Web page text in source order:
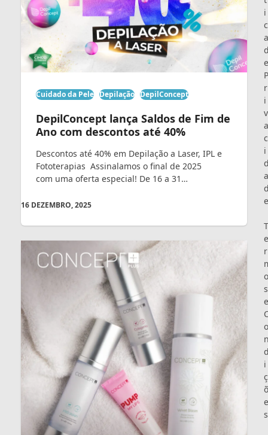
Cuidado da Pele Depilação DepilConcept
DepilConcept lança Saldos de Fim de
Ano com descontos até 40%
Descontos até 40% em Depilação a Laser, IPL e
Fototerapias Assinalamos o final de 2025
com uma oferta especial! De 16 a 31…
16 DEZEMBRO, 2025
i
c
a
e
P
r
i
v
a
c
i
a
e
T
e
r
o
s
e
o
i
ç
õ
e
s